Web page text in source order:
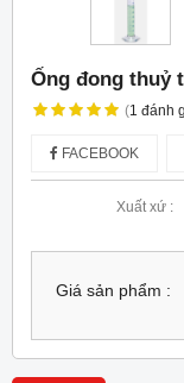
Ống đong thuỷ
(1 đánh
FACEBOOK
Xuất xứ :
Giá sản phẩm :